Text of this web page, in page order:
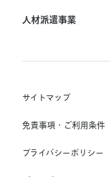
(株) インディードリク
Indeed, Inc.
人材派遣事業
(株) スタッフサービス
サイトマップ
免責事項・ご利用条件
プライバシーポリシー